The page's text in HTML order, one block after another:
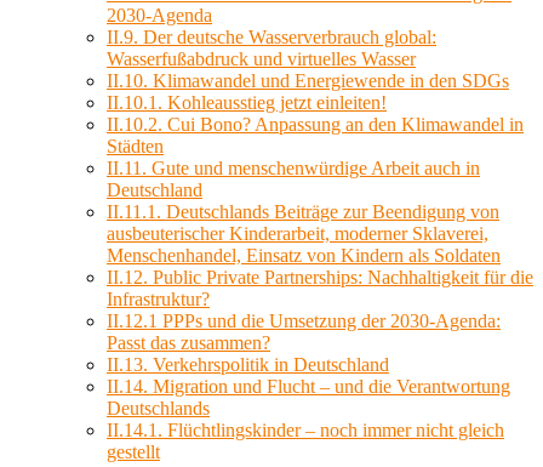
2030-Agenda
II.9. Der deutsche Wasserverbrauch global:
Wasserfußabdruck und virtuelles Wasser
II.10. Klimawandel und Energiewende in den SDGs
II.10.1. Kohleausstieg jetzt einleiten!
II.10.2. Cui Bono? Anpassung an den Klimawandel in
Städten
II.11. Gute und menschenwürdige Arbeit auch in
Deutschland
II.11.1. Deutschlands Beiträge zur Beendigung von
ausbeuterischer Kinderarbeit, moderner Sklaverei,
Menschenhandel, Einsatz von Kindern als Soldaten
II.12. Public Private Partnerships: Nachhaltigkeit für die
Infrastruktur?
II.12.1 PPPs und die Umsetzung der 2030-Agenda:
Passt das zusammen?
II.13. Verkehrspolitik in Deutschland
II.14. Migration und Flucht – und die Verantwortung
Deutschlands
II.14.1. Flüchtlingskinder – noch immer nicht gleich
gestellt